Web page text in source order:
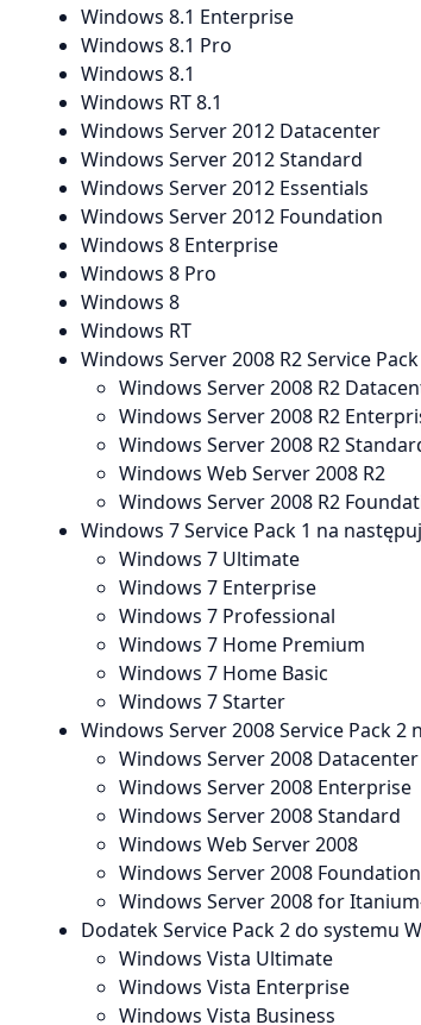
Windows 8.1 Enterprise
Windows 8.1 Pro
Windows 8.1
Windows RT 8.1
Windows Server 2012 Datacenter
Windows Server 2012 Standard
Windows Server 2012 Essentials
Windows Server 2012 Foundation
Windows 8 Enterprise
Windows 8 Pro
Windows 8
Windows RT
Windows Server 2008 R2 Service
Windows Server 2008 R2
Windows Server 2008 R2
Windows Server 2008 R2
Windows Web Server 2008 R2
Windows Server 2008 R2
Windows 7 Service Pack 1 na
Windows 7 Ultimate
Windows 7 Enterprise
Windows 7 Professional
Windows 7 Home Premium
Windows 7 Home Basic
Windows 7 Starter
Windows Server 2008 Service Pack
Windows Server 2008 Datacenter
Windows Server 2008 Enterprise
Windows Server 2008 Standard
Windows Web Server 2008
Windows Server 2008 Foundation
Windows Server 2008 for
Dodatek Service Pack 2 do systemu
Windows Vista Ultimate
Windows Vista Enterprise
Windows Vista Business